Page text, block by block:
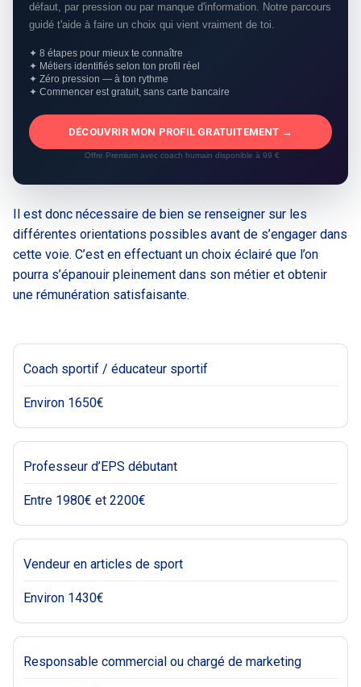
défaut, par pression ou par manque d'information. Notre parcours
guidé t'aide à faire un choix qui vient vraiment de toi.
✦ 8 étapes pour mieux te connaître
✦ Métiers identifiés selon ton profil réel
✦ Zéro pression — à ton rythme
✦ Commencer est gratuit, sans carte bancaire
DÉCOUVRIR MON PROFIL GRATUITEMENT →
Offre Premium avec coach humain disponible à 99 €
Il est donc nécessaire de bien se renseigner sur les
différentes orientations possibles avant de s’engager dans
cette voie. C’est en effectuant un choix éclairé que l’on
pourra s’épanouir pleinement dans son métier et obtenir
une rémunération satisfaisante.
Coach sportif / éducateur sportif
Environ 1650€
Professeur d’EPS débutant
Entre 1980€ et 2200€
Vendeur en articles de sport
Environ 1430€
Responsable commercial ou chargé de marketing